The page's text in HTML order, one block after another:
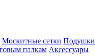
Москитные сетки Подушки
палкам Аксессуары